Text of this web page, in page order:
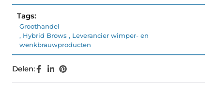
Tags:
Groothandel
, Hybrid Brows , Leverancier wimper- en
wenkbrauwproducten
Delen: